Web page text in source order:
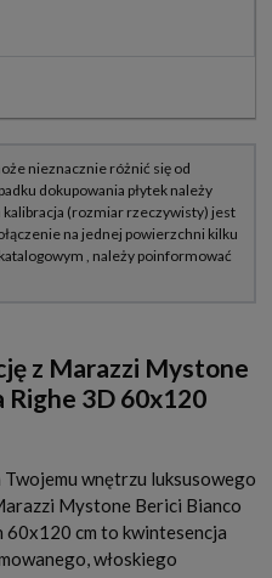
z Marazzi Mystone
3D 60x120
wnętrzu luksusowego
Mystone Berici Bianco
cm to kwintesencja
włoskiego